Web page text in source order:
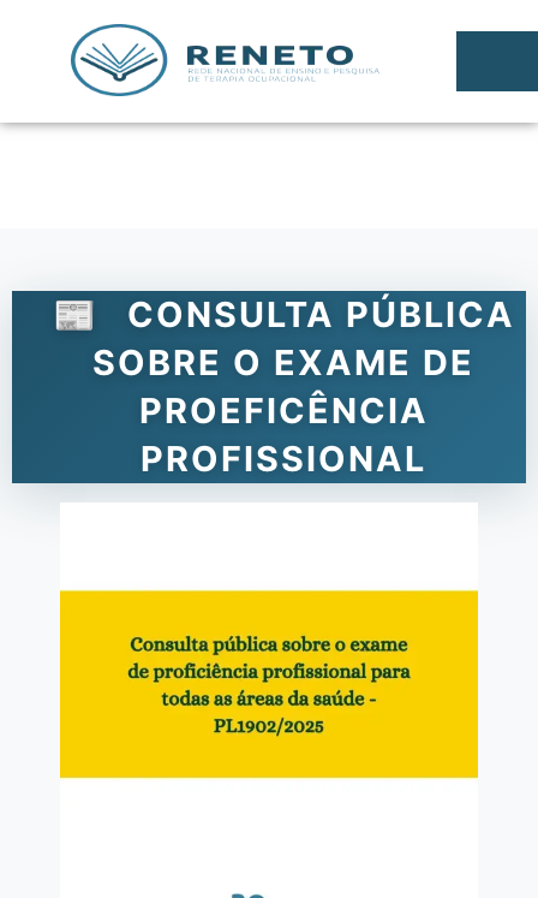
CONSULTA PÚBLICA
SOBRE O EXAME DE
PROEFICÊNCIA
PROFISSIONAL